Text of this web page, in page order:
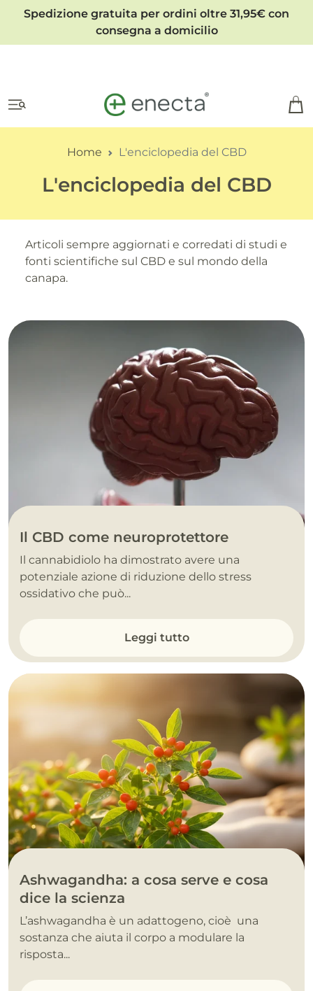
Spedizione gratuita per ordini oltre 31,95€ con
consegna a domicilio
Home L'enciclopedia del CBD
L'enciclopedia del CBD
Articoli sempre aggiornati e corredati di studi e
fonti scientifiche sul CBD e sul mondo della
canapa.
Il CBD come neuroprotettore
Il cannabidiolo ha dimostrato avere una
potenziale azione di riduzione dello stress
ossidativo che può...
Leggi tutto
Ashwagandha: a cosa serve e cosa
dice la scienza
L’ashwagandha è un adattogeno, cioè una
sostanza che aiuta il corpo a modulare la
risposta...